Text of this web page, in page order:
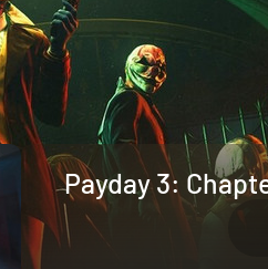
Payday 3: